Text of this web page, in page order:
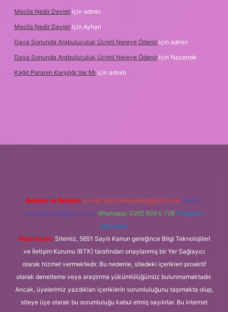
Meclis Nedir Devlet için admin
Meclis Nedir Devlet için Ayhan
Dava Sonunda Arabuluculuk Ücreti Nereye Ödenir için admin
Dava Sonunda Arabuluculuk Ücreti Nereye Ödenir için Nazende
Kağıt Paranın Karşılığı Var Mı için admin
Reklam ve İletişim: E-mail: backlinkpaneli@gmail.com Teams:
forumhizmeti@gmail.com Whatsapp: 0262 606 0 726 Telegram:
@karabul
Yasal Uyarı: Sitemiz, 5651 Sayılı Kanun gereğince Bilgi Teknolojileri
ve İletişim Kurumu (BTK) tarafından onaylanmış bir Yer Sağlayıcı
olarak hizmet vermektedir. Bu nedenle, sitedeki içerikleri proaktif
olarak denetleme veya araştırma yükümlülüğümüz bulunmamaktadır.
Ancak, üyelerimiz yazdıkları içeriklerin sorumluluğunu taşımakta olup,
siteye üye olarak bu sorumluluğu kabul etmiş sayılırlar. Bu internet